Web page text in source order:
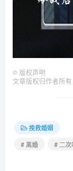
© 版权声明
文章版权归作者所有
挽救婚姻
# 离婚
# 二次